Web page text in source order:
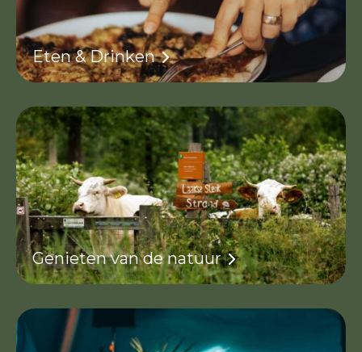
Eten & Drinken
Genieten van de natuur